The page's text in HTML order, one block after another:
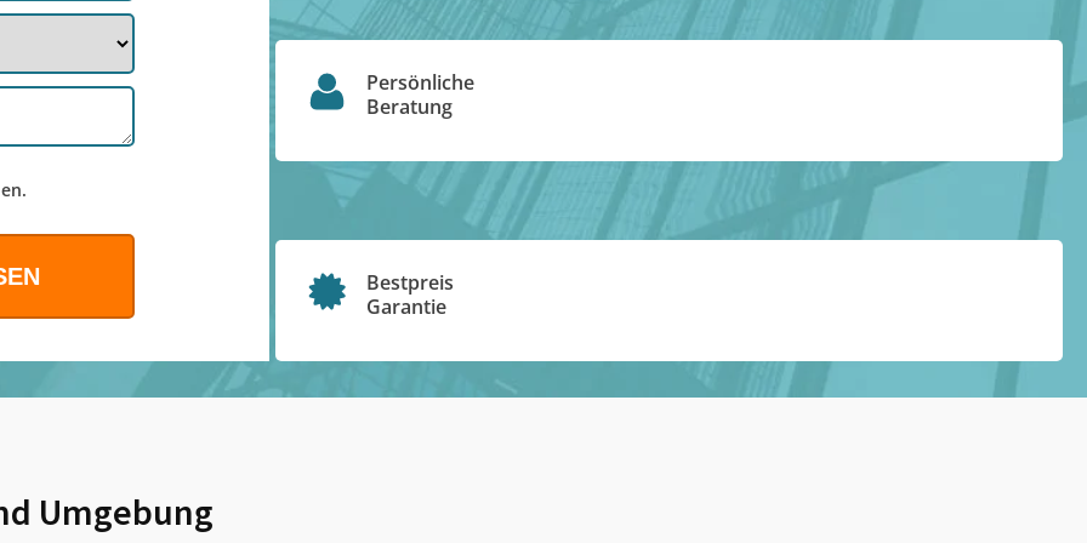
Persönliche
Beratung
Bestpreis
Garantie
Umgebung